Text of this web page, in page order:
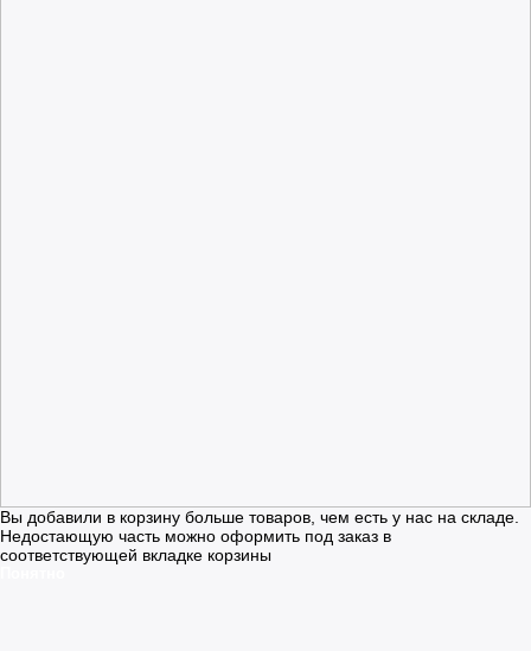
Вы добавили в корзину больше товаров, чем есть у нас на складе.
Недостающую часть можно оформить под заказ в
соответствующей вкладке корзины